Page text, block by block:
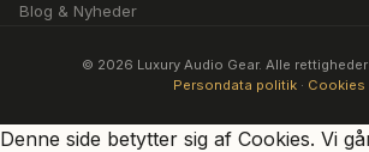
Blog & Nyheder
© 2026 Luxury Audio Gear. Alle
Persondata politik · Cookies
Denne side betytter sig af Cookies. Vi